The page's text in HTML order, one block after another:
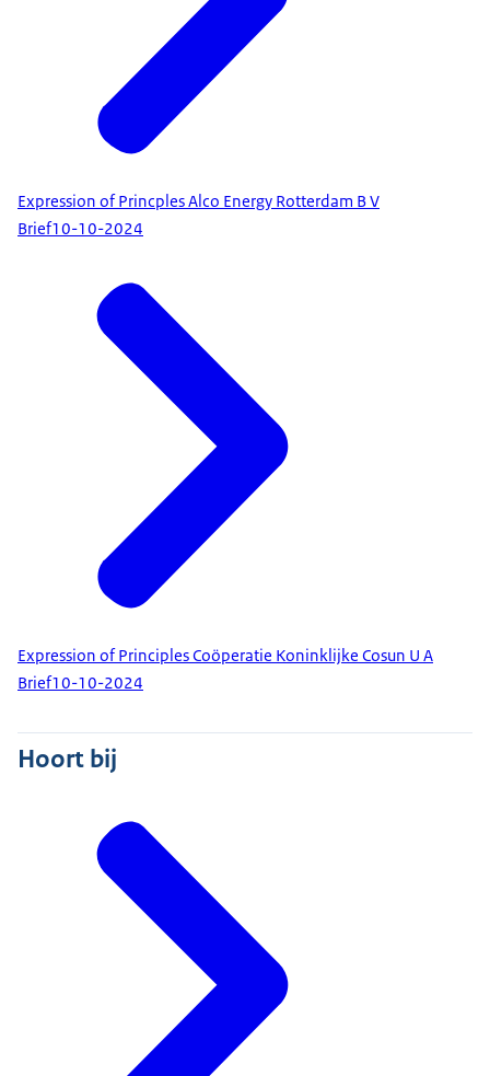
Expression of Princples Alco Energy Rotterdam B V
Brief10-10-2024
Expression of Principles Coöperatie Koninklijke Cosun U A
Brief10-10-2024
Hoort bij